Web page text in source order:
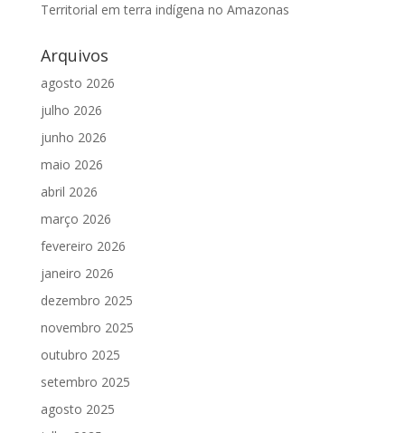
Territorial em terra indígena no Amazonas
Arquivos
agosto 2026
julho 2026
junho 2026
maio 2026
abril 2026
março 2026
fevereiro 2026
janeiro 2026
dezembro 2025
novembro 2025
outubro 2025
setembro 2025
agosto 2025